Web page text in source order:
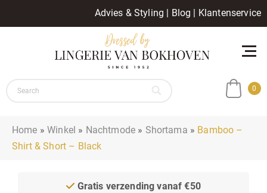
Advies & Styling | Blog | Klantenservice
0
Home »Winkel » Nachtmode » Shortama » Bamboo –
Shirt & Short – Black
Gratis verzending vanaf €50